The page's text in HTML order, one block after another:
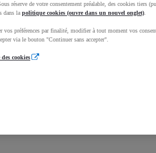
réserve de votre consentement préalable, des cookies tiers
dans la politique cookies (ouvre dans un nouvel onglet)
vos préférences par finalité, modifier à tout moment vos
via le bouton "Continuer sans accepter".
cookies